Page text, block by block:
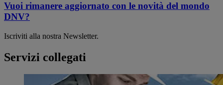
Vuoi rimanere aggiornato con le novità del mondo
DNV?
Iscriviti alla nostra Newsletter.
Servizi collegati